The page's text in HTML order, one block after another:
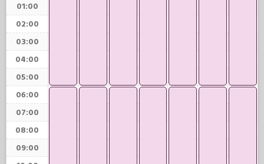
01:00
02:00
03:00
04:00
05:00
06:00
07:00
08:00
09:00